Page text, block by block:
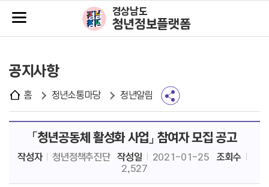
주메뉴바로가기
본문바로가기
경상남도
청년정보플랫폼
공지사항
홈 청년소통마당 청년알림
「청년공동체 활성화 사업」 참여자 모집 공고
작성자 청년정책추진단 작성일 2021-01-25
조회수
2,527